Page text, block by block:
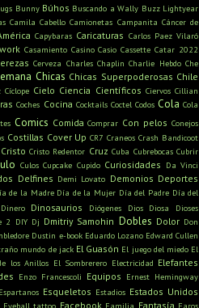
Bunny Búhos Buscando a Wally Buzz Lightyear
Camila Cabello Camionetas Campanita Cáncer de
Capybaras Caricaturas Carlos Paez Vilaró
Casamiento Casino Casio Cassette Catar 2022
Cerveza Charles Chaplin Charlie Hebdo Che
Chicas Chicas Superpoderosas Chile
Cíclope Cielo Ciencia Científicos Ciervos Cillian
Coches Cocina Cocktails Coctel Codos Cola Cola
Comics Comida Comprar Con pelos Conejos
Costillas Cover Up CR7 Craneos Crash Bandicoot
Cristo Cristo Redentor Cruz Cuba Cubrebocas Cubrir
Culos Cupcake Cupido Curiosidades Da Vinci
Delfines Demi Lovato Demonios Deportes
de la Madre Día de la Mujer Día del Padre Día del
Dinero Dinosaurios Diógenes Dios Diosa
Dioses
2 DIY Dj Dmitriy Samohin Dobles Dolor Don
Dustin e-book Eduardo Lozano Edward Cullen
mundo de jack El Guasón El juego del miedo El
los Anillos El Sombrerero Electricidad Elefantes
Enzo Francescoli Equipos Ernest Hemingway
Espartanos Esqueletos Estadios Estados Unidos
Facebook Fantasía